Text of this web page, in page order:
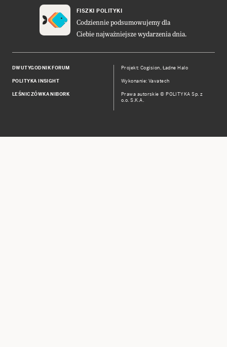
FISZKI POLITYKI
Codziennie podsumowujemy dla
Ciebie najważniejsze wydarzenia dnia.
DWUTYGODNIK FORUM
POLITYKA INSIGHT
LEŚNICZÓWKA NIBORK
Projekt:Cogision, Ładne Halo
Wykonanie: Vavatech
Prawa autorskie © POLITYKA Sp. z
o.o. S.K.A.